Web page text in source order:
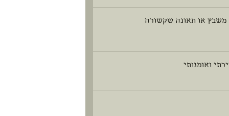
משבץ או תאונה שקשורה
ואומנותי